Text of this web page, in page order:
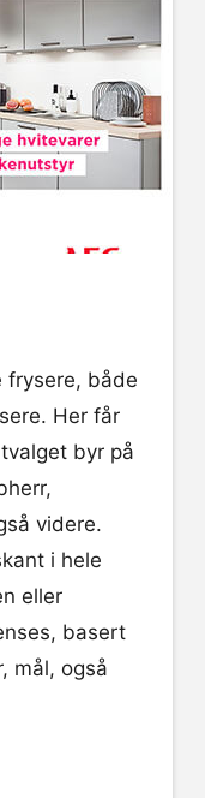
frysere, både
Her får
byr på
videre.
i hele
eller
basert
mål, også